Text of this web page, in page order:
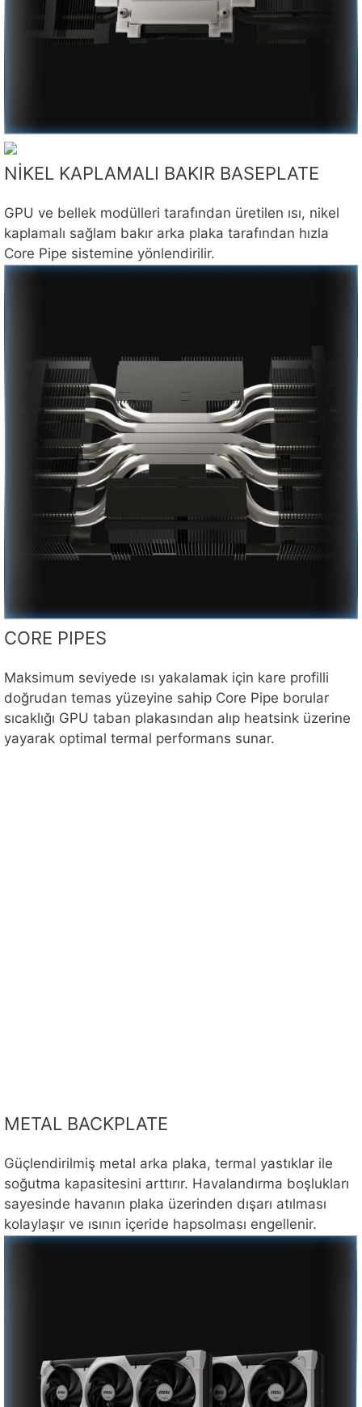
NİKEL KAPLAMALI BAKIR BASEPLATE
GPU ve bellek modülleri tarafından üretilen ısı, nikel
kaplamalı sağlam bakır arka plaka tarafından hızla
Core Pipe sistemine yönlendirilir.
CORE PIPES
Maksimum seviyede ısı yakalamak için kare profilli
doğrudan temas yüzeyine sahip Core Pipe borular
sıcaklığı GPU taban plakasından alıp heatsink üzerine
yayarak optimal termal performans sunar.
METAL BACKPLATE
Güçlendirilmiş metal arka plaka, termal yastıklar ile
soğutma kapasitesini arttırır. Havalandırma boşlukları
sayesinde havanın plaka üzerinden dışarı atılması
kolaylaşır ve ısının içeride hapsolması engellenir.